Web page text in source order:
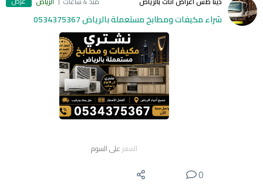
شراء مكيفات ومطابخ مستعملة بالرياض 0534375367
السعر على السوم
0